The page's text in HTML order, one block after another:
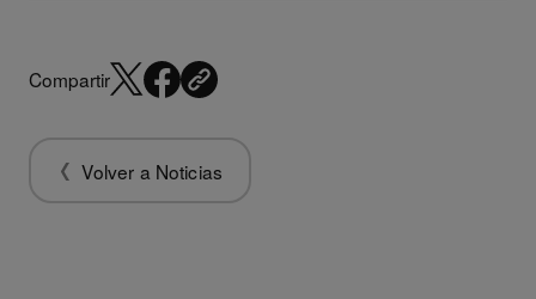
Compartir
Volver a Noticias